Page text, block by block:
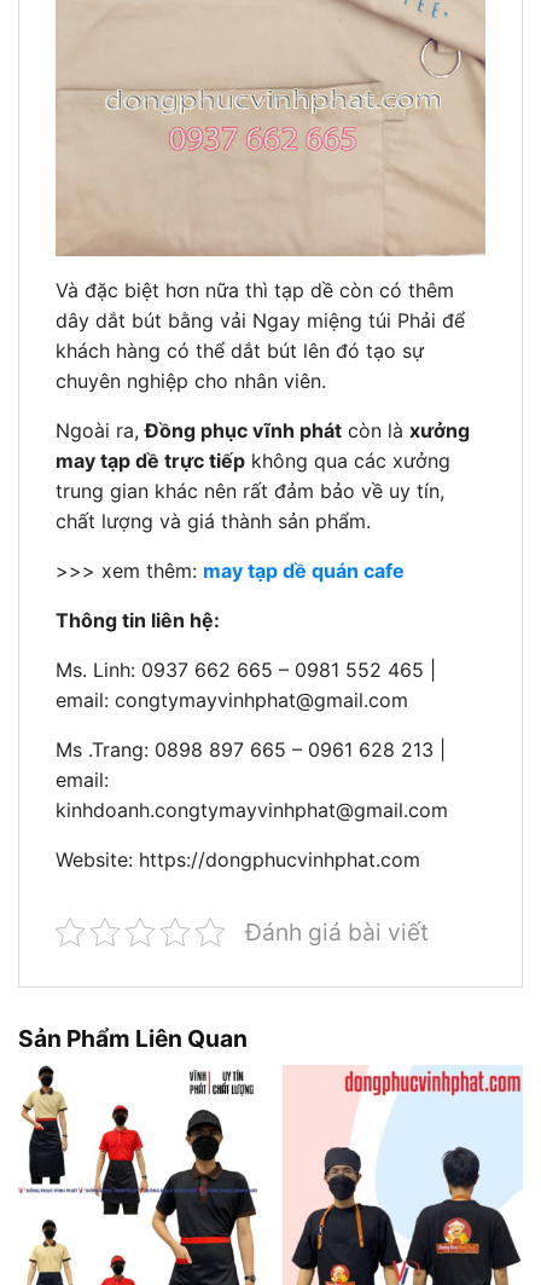
Và đặc biệt hơn nữa thì tạp dề còn có thêm
dây dắt bút bằng vải Ngay miệng túi Phải để
khách hàng có thể dắt bút lên đó tạo sự
chuyên nghiệp cho nhân viên.
Ngoài ra,Đồng phục vĩnh phát còn là xưởng
may tạp dề trực tiếp không qua các xưởng
trung gian khác nên rất đảm bảo về uy tín,
chất lượng và giá thành sản phẩm.
>>> xem thêm: may tạp dề quán cafe
Thông tin liên hệ:
Ms. Linh: 0937 662 665 – 0981 552 465 |
email: congtymayvinhphat@gmail.com
Ms .Trang: 0898 897 665 – 0961 628 213 |
email:
kinhdoanh.congtymayvinhphat@gmail.com
Website: https://dongphucvinhphat.com
Đánh giá bài viết
Sản Phẩm Liên Quan